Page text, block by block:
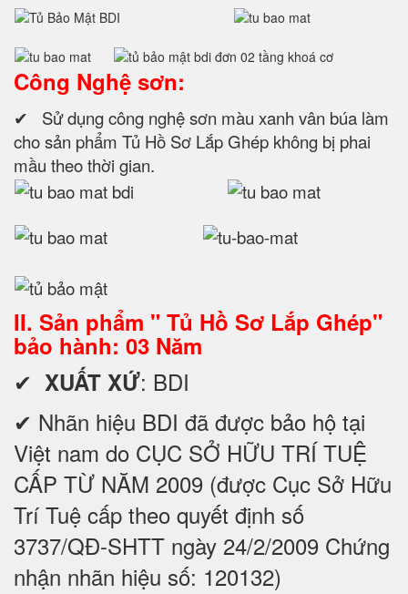
Công Nghệ sơn:
✔ Sử dụng công nghệ sơn màu xanh vân búa làm
cho sản phẩm Tủ Hồ Sơ Lắp Ghép không bị phai
mầu theo thời gian.
II. Sản phẩm " Tủ Hồ Sơ Lắp Ghép"
bảo hành: 03 Năm
✔ XUẤT XỨ: BDI
✔ Nhãn hiệu BDI đã được bảo hộ tại
Việt nam do CỤC SỞ HỮU TRÍ TUỆ
CẤP TỪ NĂM 2009 (được Cục Sở Hữu
Trí Tuệ cấp theo quyết định số
3737/QĐ-SHTT ngày 24/2/2009 Chứng
nhận nhãn hiệu số: 120132)